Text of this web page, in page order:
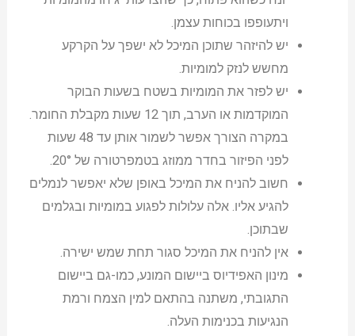
ויתעופפו בכוחות עצמן.
יש להיזהר שתוכן המיכל לא ישפך על הקרקע
מחשש לנזק למומיות.
יש לפזר את המומיות בשטח בשעות הבוקר
המוקדמות או הערב, תוך 12 שעות מקבלת החומר.
במקרה הצורך אפשר לשמור אותן עד 48 שעות
לפני הפיזור בחדר ממוזג בטמפרטורה של 20°. ‏
חשוב להניח את המיכל באופן שלא יאפשר לנמלים
להגיע אליו. אלה עלולות לפגוע במומיות ובגלמים
שבתוכן.
אין להניח את המיכל סגור תחת שמש ישירה.
מינון האפידיוס ביישום המונע, כמו-גם ביישום
התגובתי, משתנה בהתאם למין הצמח ורמת
הנגיעות בכנימות העלה.